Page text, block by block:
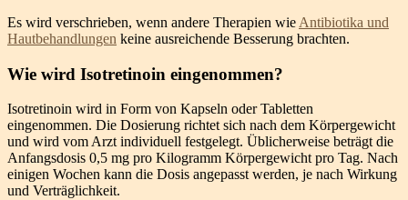
Es wird verschrieben, wenn andere Therapien wie Antibiotika und
Hautbehandlungen keine ausreichende Besserung brachten.
Wie wird Isotretinoin eingenommen?
Isotretinoin wird in Form von Kapseln oder Tabletten
eingenommen. Die Dosierung richtet sich nach dem Körpergewicht
und wird vom Arzt individuell festgelegt. Üblicherweise beträgt die
Anfangsdosis 0,5 mg pro Kilogramm Körpergewicht pro Tag. Nach
einigen Wochen kann die Dosis angepasst werden, je nach Wirkung
und Verträglichkeit.